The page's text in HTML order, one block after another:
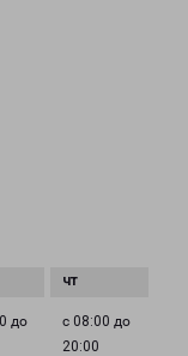
до
с 08:00 до
20:00